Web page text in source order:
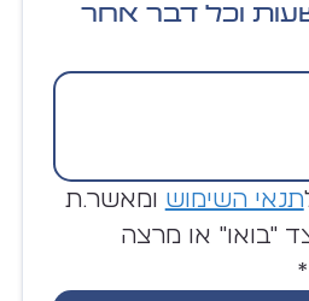
וכל דבר אחר
תנאי השימוש
*